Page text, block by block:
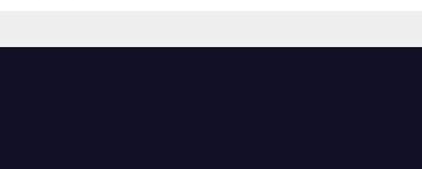
SCOLAR 2026-2027